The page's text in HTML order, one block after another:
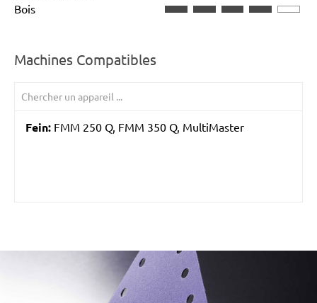
Bois
Machines Compatibles
Fein: FMM 250 Q, FMM 350 Q, MultiMaster
/marketing/parallax/menzer/parallax_logos/